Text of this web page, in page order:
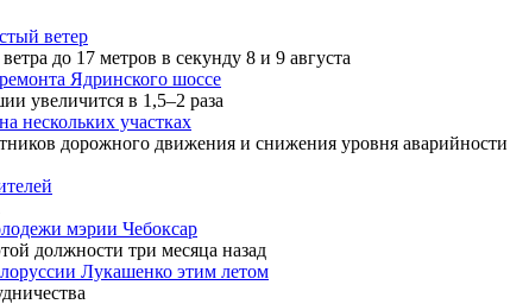
ветер
до 17 метров в секунду 8 и 9 августа
Ядринского шоссе
увеличится в 1,5–2 раза
нескольких участках
дорожного движения и снижения уровня аварийности
мэрии Чебоксар
должности три месяца назад
Лукашенко этим летом